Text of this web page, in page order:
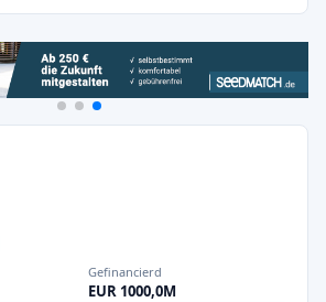
Gefinancierd
EUR 1000,0M